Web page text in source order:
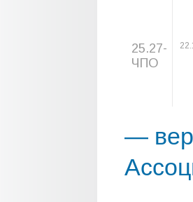
25.27-
ЧПО
—